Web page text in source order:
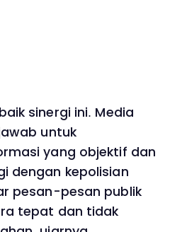
sinergi ini. Media
untuk
yang objektif dan
dengan kepolisian
pesan-pesan publik
tepat dan tidak